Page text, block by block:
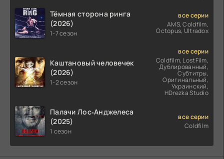
Тёмная сторона ринга
(2026)
1-7 сезон
все серии
AMS, Coldfilm,
Octopus, Ultradox
Каштановый человечек
(2026)
1-2 сезон
все серии
Coldfilm, LostFilm,
Дублированный,
Субтитры,
Оригинальный,
Украинский,
HDrezka Studio
Палачи Лос‑Анджелеса
(2025)
1 сезон
все серии
Coldfilm